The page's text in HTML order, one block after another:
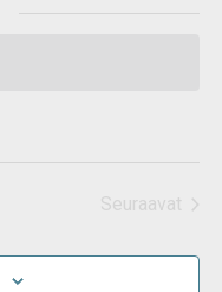
Seuraavat